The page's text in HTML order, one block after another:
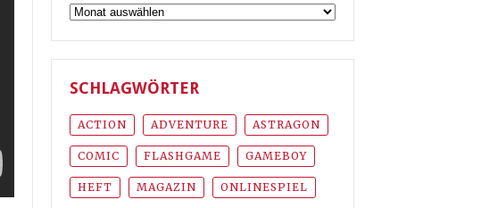
Archiv
SCHLAGWÖRTER
ACTION ADVENTURE ASTRAGON
COMIC FLASHGAME GAMEBOY
HEFT MAGAZIN ONLINESPIEL